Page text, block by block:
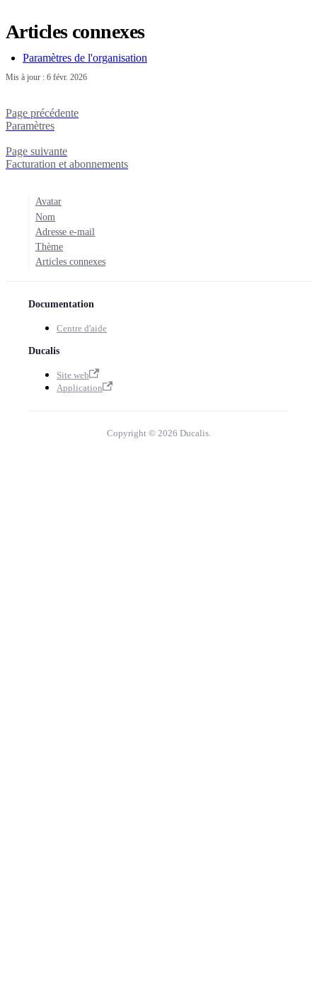
Articles connexes
Paramètres de l'organisation
Mis à jour : 6 févr. 2026
Page précédente
Paramètres
Page suivante
Facturation et abonnements
Avatar
Nom
Adresse e-mail
Thème
Articles connexes
Documentation
Centre d'aide
Ducalis
Site web
Application
Copyright © 2026 Ducalis.